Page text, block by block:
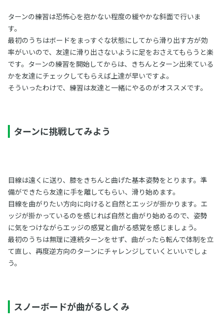
ターンの練習は恐怖心を抱かない程度の緩やかな斜面で行いま
す。
最初のうちはボードをまっすぐな状態にしてから滑り出す方が効
率がいいので、友達に滑り出さないように足をおさえてもらうと楽
です。ターンの練習を開始してからは、きちんとターン出来ている
かを友達にチェックしてもらえば上達が早いですよ。
そういったわけで、練習は友達と一緒にやるのがオススメです。
ターンに挑戦してみよう
目線は遠くに送り、膝をきちんと曲げた基本姿勢をとります。準
備ができたら友達に手を離してもらい、滑り始めます。
目線を曲がりたい方向に向けると自然とエッジが掛かります。エ
ッジが掛かっているのを感じれば自然と曲がり始めるので、姿勢
に気をつけながらエッジの感覚と曲がる感覚を感じましょう。
最初のうちは無理に連続ターンをせず、曲がったら転んで体制を立
て直し、再度逆方向のターンにチャレンジしていくといいでしょ
う。
スノーボードが曲がるしくみ